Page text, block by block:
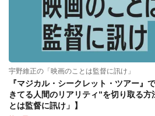
宇野維正の「映画のことは監督に訊け」
『マジカル・シークレット・ツアー』
きてる人間のリアリティ”を切り取る方
とは監督に訊け」】